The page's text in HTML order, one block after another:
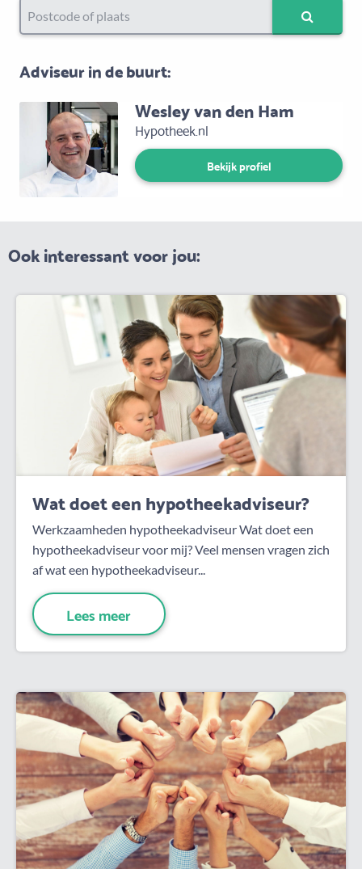
Adviseur in de buurt:
Wesley van den Ham
Hypotheek.nl
Bekijk profiel
Ook interessant voor jou:
Wat doet een hypotheekadviseur?
Werkzaamheden hypotheekadviseur Wat doet een
hypotheekadviseur voor mij? Veel mensen vragen zich
af wat een hypotheekadviseur...
Lees meer